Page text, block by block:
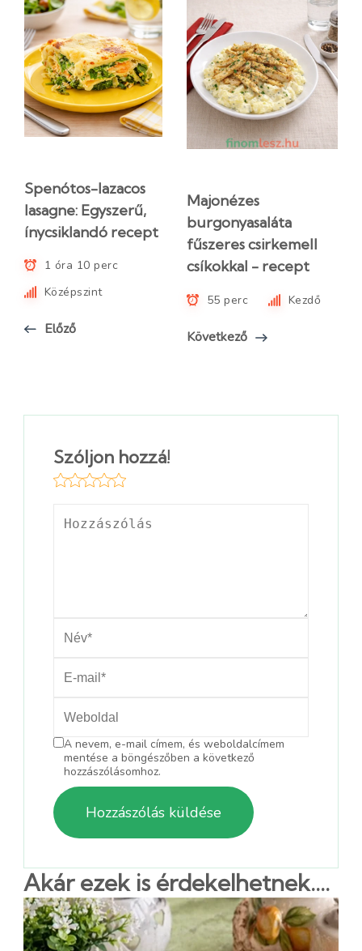
Spenótos-lazacos
lasagne: Egyszerű,
ínycsiklandó recept
1 óra 10 perc
Középszint
Előző
Majonézes
burgonyasaláta
fűszeres csirkemell
csíkokkal - recept
55 perc Kezdő
Következő
Szóljon hozzá!
A nevem, e-mail címem, és weboldalcímem
mentése a böngészőben a következő
hozzászólásomhoz.
Akár ezek is érdekelhetnek....